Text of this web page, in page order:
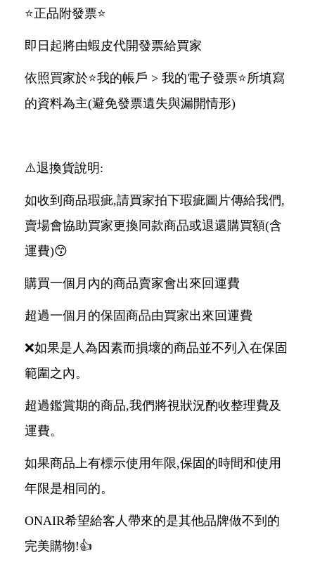
⭐️正品附發票⭐️
即日起將由蝦皮代開發票給買家
依照買家於⭐️我的帳戶 > 我的電子發票⭐️所填寫
的資料為主(避免發票遺失與漏開情形)
⚠️退換貨說明:
如收到商品瑕疵,請買家拍下瑕疵圖片傳給我們,
賣場會協助買家更換同款商品或退還購買額(含
運費)😙
購買一個月內的商品賣家會出來回運費
超過一個月的保固商品由買家出來回運費
❌如果是人為因素而損壞的商品並不列入在保固
範圍之內。
超過鑑賞期的商品,我們將視狀況酌收整理費及
運費。
如果商品上有標示使用年限,保固的時間和使用
年限是相同的。
ONAIR希望給客人帶來的是其他品牌做不到的
完美購物!👍